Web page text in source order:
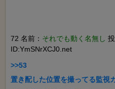
72 名前： それでも動く名無し
ID:YmSNrXCJ0.net
>>53
置き配した位置を撮ってる監視